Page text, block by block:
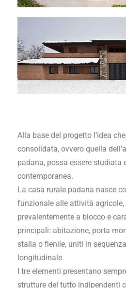
Alla base del progetto l’idea
consolidata, ovvero quella
padana, possa essere studiata
contemporanea.
La casa rurale padana nasce
funzionale alle attività
prevalentemente a blocco e
principali: abitazione, porta
stalla o fienile, uniti in
longitudinale.
I tre elementi presentano
strutture del tutto indipendenti